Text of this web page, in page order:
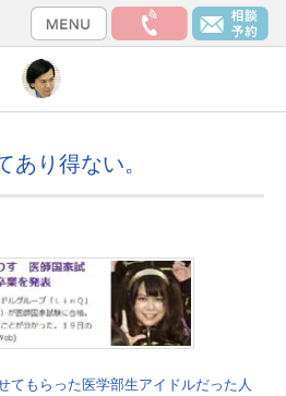
り得ない。
てもらった医学部生アイドルだった人